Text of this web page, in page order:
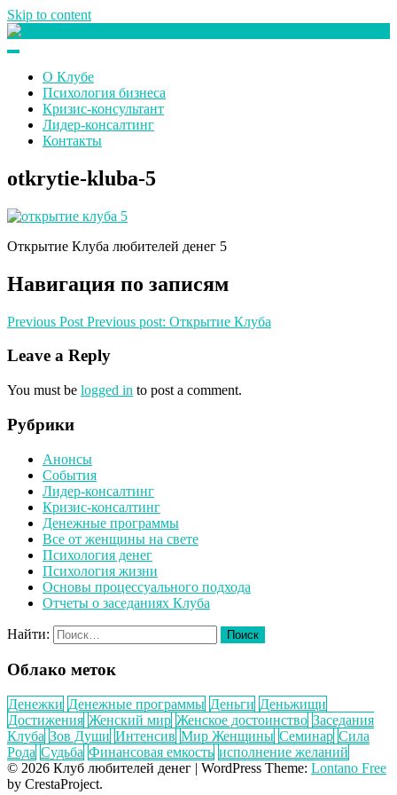
Skip to content
О Клубе
Психология бизнеса
Кризис-консультант
Лидер-консалтинг
Контакты
otkrytie-kluba-5
Открытие Клуба любителей денег 5
Навигация по записям
Previous Post Previous post: Открытие Клуба
Leave a Reply
You must be logged in to post a comment.
Рубрики
Анонсы
События
Лидер-консалтинг
Кризис-консалтинг
Денежные программы
Все от женщины на свете
Психология денег
Психология жизни
Основы процессуального подхода
Отчеты о заседаниях Клуба
Найти:
Облако меток
Денежки Денежные программы Деньги Деньжищи
Достижения Женский мир Женское достоинство Заседания
Клуба Зов Души Интенсив Мир Женщины Семинар Сила
Рода Судьба Финансовая емкость исполнение желаний
© 2026 Клуб любителей денег | WordPress Theme: Lontano Free
by CrestaProject.